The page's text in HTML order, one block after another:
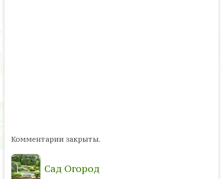
Комментарии закрыты.
Сад Огород